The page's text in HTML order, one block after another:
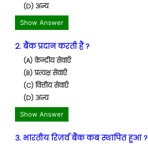
(D) अन्य
Show Answer
2. बैंक प्रदान करती हैं ?
(A) केन्द्रीय सेवाएँ
(B) प्रत्यक्ष सेवाएँ
(C) वित्तीय सेवाएँ
(D) अन्य
Show Answer
3. भारतीय रिज़र्व बैंक कब स्थापित हुआ ?